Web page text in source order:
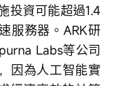
投資可能超過1.4
服務器。ARK研
Labs等公司
因為人工智能實